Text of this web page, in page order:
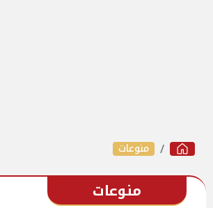
منوعات
منوعات